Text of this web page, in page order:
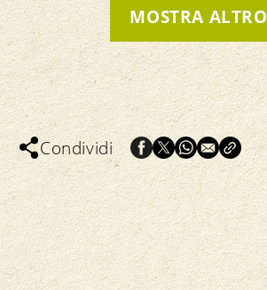
MOSTRA ALTRO
Condividi